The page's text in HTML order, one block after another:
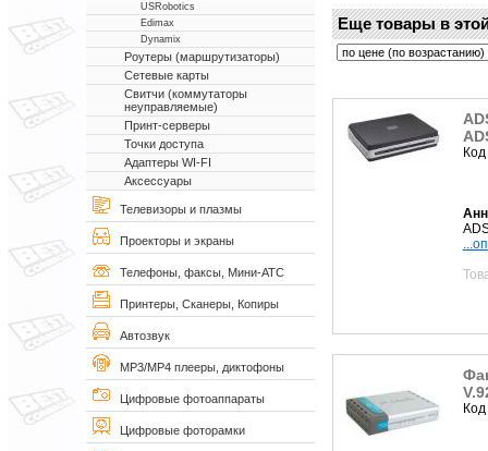
USRobotics
Edimax
Dynamix
Роутеры (маршрутизаторы)
Сетевые карты
Свитчи (коммутаторы
неуправляемые)
Принт-серверы
Точки доступа
Адаптеры WI-FI
Аксессуары
Телевизоры и плазмы
Проекторы и экраны
Телефоны, факсы, Мини-АТС
Принтеры, Сканеры, Копиры
Автозвук
MP3/MP4 плееры, диктофоны
Цифровые фотоаппараты
Цифровые фоторамки
Еще товары в